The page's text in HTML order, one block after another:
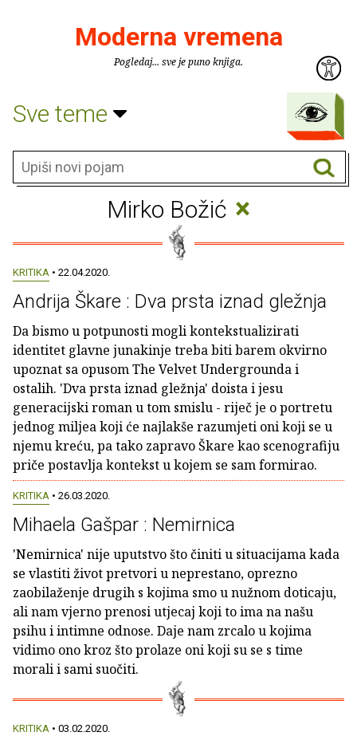
Moderna vremena
Pogledaj... sve je puno knjiga.
Sve teme
Mirko Božić ×
KRITIKA • 22.04.2020.
Andrija Škare : Dva prsta iznad gležnja
Da bismo u potpunosti mogli kontekstualizirati
identitet glavne junakinje treba biti barem okvirno
upoznat sa opusom The Velvet Undergrounda i
ostalih. 'Dva prsta iznad gležnja' doista i jesu
generacijski roman u tom smislu - riječ je o portretu
jednog miljea koji će najlakše razumjeti oni koji se u
njemu kreću, pa tako zapravo Škare kao scenografiju
priče postavlja kontekst u kojem se sam formirao.
KRITIKA • 26.03.2020.
Mihaela Gašpar : Nemirnica
'Nemirnica' nije uputstvo što činiti u situacijama kada
se vlastiti život pretvori u neprestano, oprezno
zaobilaženje drugih s kojima smo u nužnom doticaju,
ali nam vjerno prenosi utjecaj koji to ima na našu
psihu i intimne odnose. Daje nam zrcalo u kojima
vidimo ono kroz što prolaze oni koji su se s time
morali i sami suočiti.
KRITIKA • 03.02.2020.